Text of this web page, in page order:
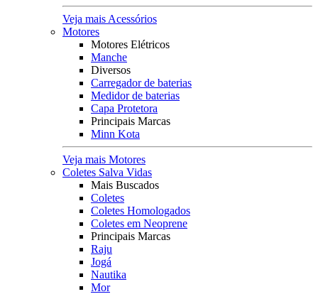
Veja mais Acessórios
Motores
Motores Elétricos
Manche
Diversos
Carregador de baterias
Medidor de baterias
Capa Protetora
Principais Marcas
Minn Kota
Veja mais Motores
Coletes Salva Vidas
Mais Buscados
Coletes
Coletes Homologados
Coletes em Neoprene
Principais Marcas
Raju
Jogá
Nautika
Mor